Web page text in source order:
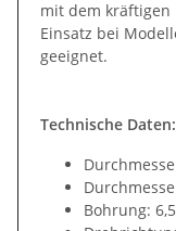
mit dem
Einsatz bei
geeignet.
Technische Daten:
Bohrung: